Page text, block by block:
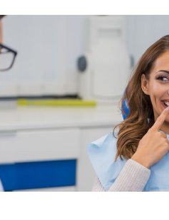
ist eine
entfernt werden. Mit
Hollywood-Lächeln-
kombiniert
Probleme wie